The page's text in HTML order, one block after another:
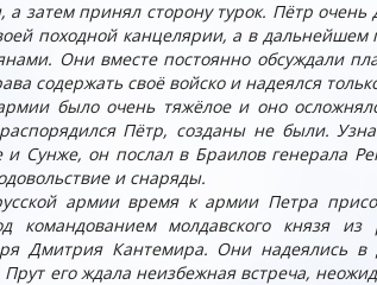
а затем принял сторону турок. Пётр
походной канцелярии, а в
Они вместе постоянно обсуждали
содержать своё войско и надеялся
было очень тяжёлое и оно
Пётр, созданы не были.
и Сунже, он послал в Браилов генерала
и снаряды.
армии время к армии Петра
командованием молдавского князя
Дмитрия Кантемира. Они надеялись
его ждала неизбежная встреча,